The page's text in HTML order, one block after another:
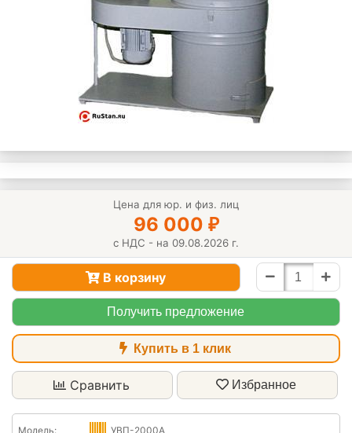
Цена для юр. и физ. лиц
96 000 ₽
с НДС - на 09.08.2026 г.
В корзину
Получить предложение
Купить в 1 клик
Сравнить Избранное
Модель:
УВП-2000А